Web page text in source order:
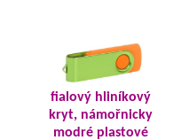
fialový hliníkový
kryt, námořnicky
modré plastové